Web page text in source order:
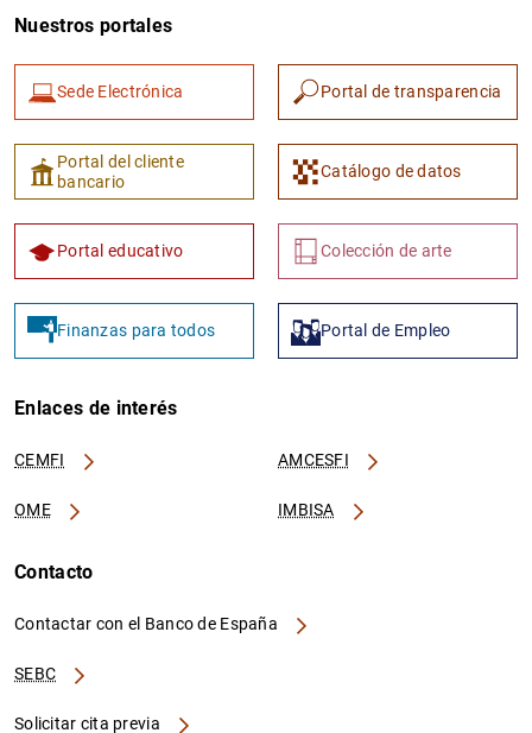
Nuestros portales
Sede Electrónica Portal de transparencia
Portal del cliente
bancario
Catálogo de datos
Portal educativo Colección de arte
Finanzas para todos Portal de Empleo
Enlaces de interés
CEMFI AMCESFI
OME IMBISA
Contacto
Contactar con el Banco de España
SEBC
Solicitar cita previa